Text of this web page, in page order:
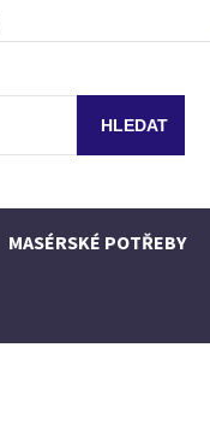
MASÉRSKÉ POTŘEBY